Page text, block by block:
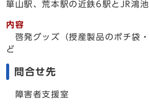
箪山駅、荒本駅の近鉄6駅とJR鴻
内容
啓発グッズ（授産製品のポチ袋
ど
問合せ先
障害者支援室